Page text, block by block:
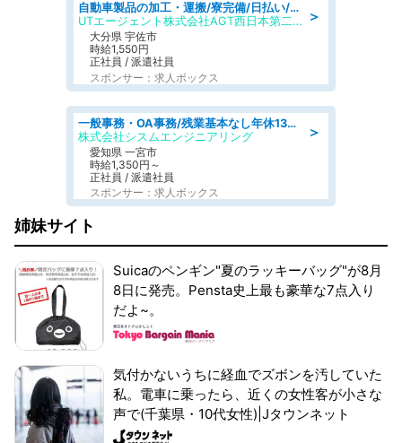
＞
自動車製品の加工・運搬/寮完備/日払い/工場・製造
UTエージェント株式会社AGT西日本第二CU
大分県 宇佐市
時給1,550円
正社員 / 派遣社員
スポンサー：求人ボックス
＞
一般事務・OA事務/残業基本なし年休130日社保完備の一般・調達事務
株式会社シスムエンジニアリング
愛知県 一宮市
時給1,350円～
正社員 / 派遣社員
スポンサー：求人ボックス
姉妹サイト
Suicaのペンギン"夏のラッキーバッグ"が8月
8日に発売。Pensta史上最も豪華な7点入り
だよ~。
気付かないうちに経血でズボンを汚していた
私。電車に乗ったら、近くの女性客が小さな
声で(千葉県・10代女性)|Jタウンネット